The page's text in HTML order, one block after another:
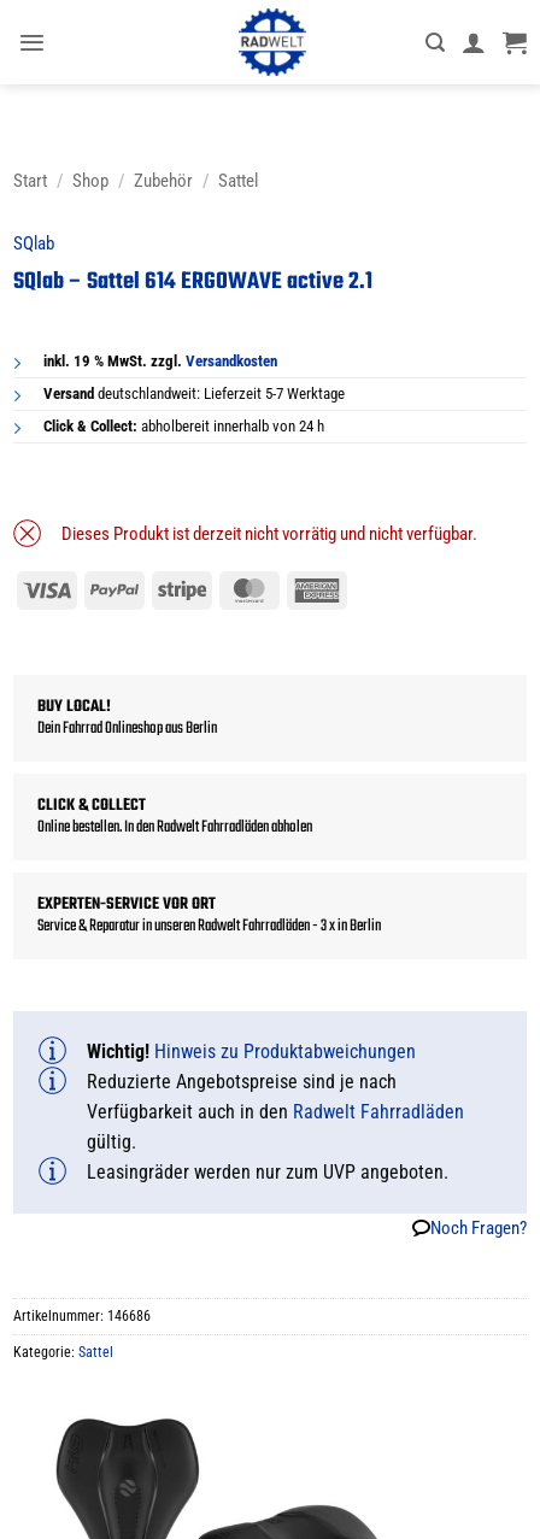
Inhalt
Start / Shop / Zubehör / Sattel
SQlab
SQlab – Sattel 614 ERGOWAVE active 2.1
inkl. 19 % MwSt. zzgl.Versandkosten
Versand deutschlandweit: Lieferzeit 5-7 Werktage
Click & Collect: abholbereit innerhalb von 24 h
Dieses Produkt ist derzeit nicht vorrätig und nicht verfügbar.
Visa PayPal Stripe MasterCard
BUY LOCAL!
Dein Fahrrad Onlineshop aus Berlin
CLICK & COLLECT
Online bestellen. In den Radwelt Fahrradläden abholen
EXPERTEN-SERVICE VOR ORT
Service & Reparatur in unseren Radwelt Fahrradläden - 3 x in Berlin
Wichtig! Hinweis zu Produktabweichungen
Reduzierte Angebotspreise sind je nach
Verfügbarkeit auch in den Radwelt Fahrradläden
gültig.
Leasingräder werden nur zum UVP angeboten.
Noch Fragen?
Artikelnummer: 146686
Kategorie:Sattel